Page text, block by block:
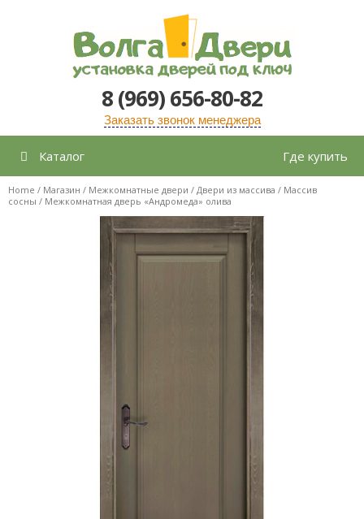
содержимому
8 (969) 656-80-82
Заказать звонок менеджера
Каталог Где купить
Home / Магазин / Межкомнатные двери / Двери из массива / Массив
сосны / Межкомнатная дверь «Андромеда» олива